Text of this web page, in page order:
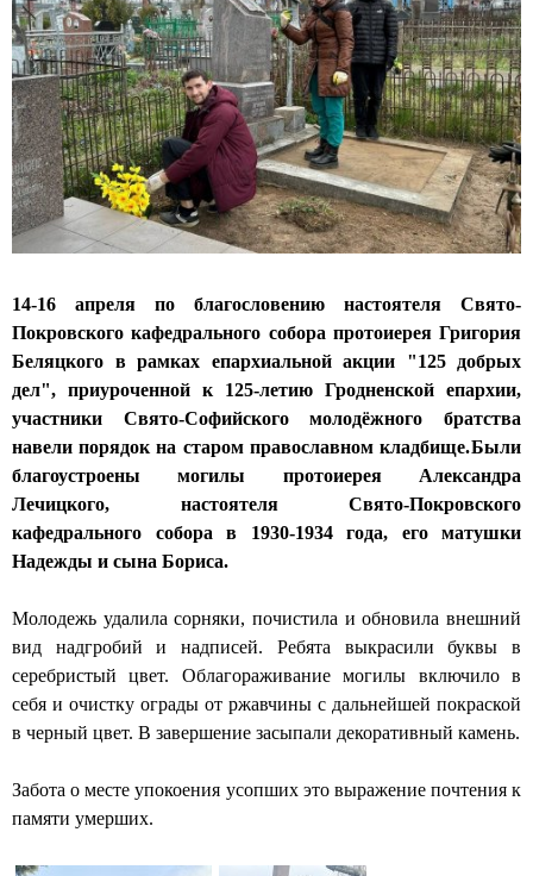
а
ф
е
д
р
а
ь
н
ы
й
с
о
о
р
г
р
14-16 апреля по благословению настоятеля Свято-
Покровского кафедрального собора протоиерея Григория
Беляцкого в рамках епархиальной акции "125 добрых
дел", приуроченной к 125-летию Гродненской епархии,
участники Свято-Софийского молодёжного братства
навели порядок на старом православном кладбище.Были
благоустроены могилы протоиерея Александра
Лечицкого, настоятеля Свято-Покровского
кафедрального собора в 1930-1934 года, его матушки
Надежды и сына Бориса.
Молодежь удалила сорняки, почистила и обновила внешний
вид надгробий и надписей. Ребята выкрасили буквы в
серебристый цвет. Облагораживание могилы включило в
себя и очистку ограды от ржавчины с дальнейшей покраской
в черный цвет. В завершение засыпали декоративный камень.
Забота о месте упокоения усопших это выражение почтения к
памяти умерших.